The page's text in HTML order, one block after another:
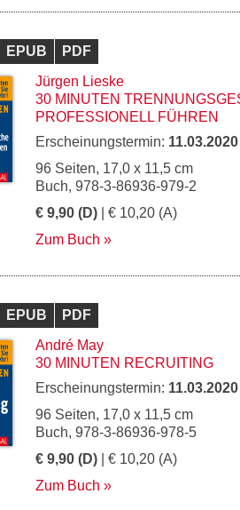
EPUB
PDF
Jürgen Lieske
30 MINUTEN
PROFESSIONELL FÜHREN
Erscheinungstermin: 11.03.2020
96 Seiten, 17,0 x 11,5 cm
Buch, 978-3-86936-979-2
€ 9,90 (D) | € 10,20 (A)
Zum Buch
EPUB
PDF
André May
30 MINUTEN RECRUITING
Erscheinungstermin: 11.03.2020
96 Seiten, 17,0 x 11,5 cm
Buch, 978-3-86936-978-5
€ 9,90 (D) | € 10,20 (A)
Zum Buch